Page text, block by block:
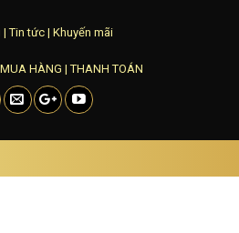
|Tin tức | Khuyến mãi
MUA HÀNG |THANH TOÁN